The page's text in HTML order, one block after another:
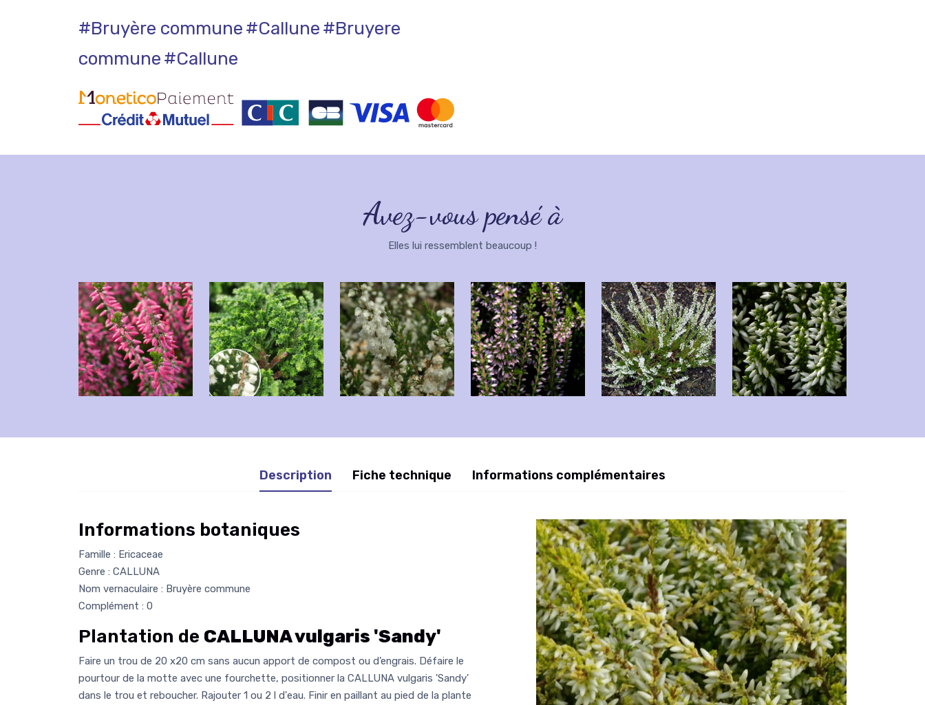
#Bruyère commune#Callune#Bruyere
commune#Callune
Avez-vous pensé à
Elles lui ressemblent beaucoup !
Description Fiche technique Informations complémentaires
Informations botaniques
Famille : Ericaceae
Genre : CALLUNA
Nom vernaculaire : Bruyère commune
Complément : 0
Plantation de CALLUNA vulgaris 'Sandy'
Faire un trou de 20 x20 cm sans aucun apport de compost ou d’engrais. Défaire le
pourtour de la motte avec une fourchette, positionner la CALLUNA vulgaris 'Sandy'
dans le trou et reboucher. Rajouter 1 ou 2 l d'eau. Finir en paillant au pied de la plante